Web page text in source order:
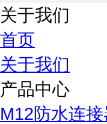
关于我们
首页
关于我们
产品中心
M12防水连接